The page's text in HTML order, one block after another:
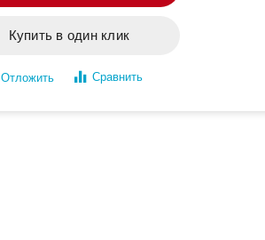
Купить в один клик
Отложить Сравнить